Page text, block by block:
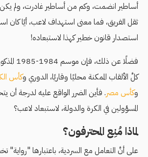
أساطير انضمت، وكم من أساطير غادرت، ولم
ثقل الفريق، فما معنى استهداف لاعب، أيًا كان
استصدار قانون خطير كهذا لاستبعاده!
فضلًا عن
كلَّ الألقاب الممكنة محليًا وقاريًا، الدوري وكأس
وكأس مصر. فأين الضرر الواقع عليه لدرجة أن
المسؤولين في الكرة والدولة، لاستبعاد لاعب؟
لماذا مُنِع المحترفون؟
على أنَّ التعامل مع السردية، باعتبارها "رواية"